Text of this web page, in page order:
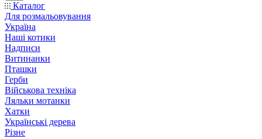
Каталог
Для розмальовування
Україна
Наші котики
Надписи
Витинанки
Пташки
Герби
Військова техніка
Ляльки мотанки
Хатки
Українські дерева
Різне